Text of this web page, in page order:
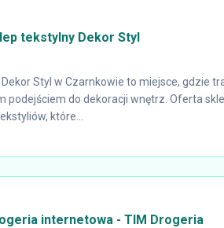
tekstylny Dekor Styl
Styl w Czarnkowie to miejsce, gdzie
podejściem do dekoracji wnętrz. Oferta
które...
internetowa - TIM Drogeria